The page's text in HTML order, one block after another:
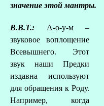
значение этой мантры.
В.В.Т.: А-о-у-м –
звуковое воплощение
Всевышнего. Этот
звук наши Предки
издавна используют
для обращения к Роду.
Например, когда